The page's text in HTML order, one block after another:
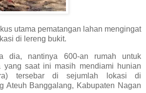
utama pematangan lahan mengingat
di lereng bukit.
dia, nantinya 600-an rumah untuk
yang saat ini masih mendiami hunian
tersebar di sejumlah lokasi di
Ateuh Banggalang, Kabupaten Nagan